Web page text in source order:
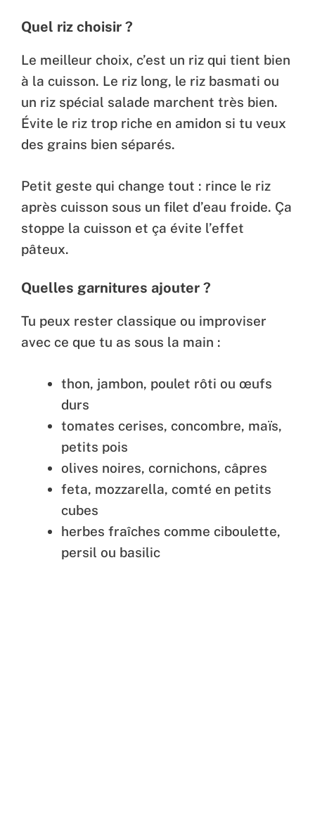
Quel riz choisir ?
Le meilleur choix, c’est un riz qui tient bien
à la cuisson. Le riz long, le riz basmati ou
un riz spécial salade marchent très bien.
Évite le riz trop riche en amidon si tu veux
des grains bien séparés.
Petit geste qui change tout : rince le riz
après cuisson sous un filet d’eau froide. Ça
stoppe la cuisson et ça évite l’effet
pâteux.
Quelles garnitures ajouter ?
Tu peux rester classique ou improviser
avec ce que tu as sous la main :
thon, jambon, poulet rôti ou œufs
durs
tomates cerises, concombre, maïs,
petits pois
olives noires, cornichons, câpres
feta, mozzarella, comté en petits
cubes
herbes fraîches comme ciboulette,
persil ou basilic